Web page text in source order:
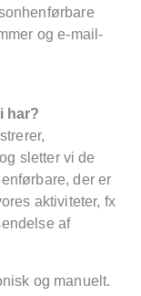
og e-mail-
har?
sletter vi de
der er
aktiviteter, fx
af
og manuelt.